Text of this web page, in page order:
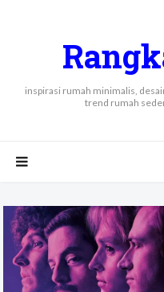
inspirasi rumah minimalis,
trend rumah